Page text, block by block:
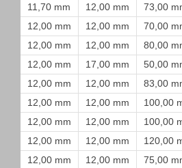
11,70 mm
12,00 mm 73,00
12,00 mm
12,00 mm 70,00
12,00 mm
12,00 mm 80,00
12,00 mm
17,00 mm 50,00
12,00 mm
12,00 mm 83,00
12,00 mm
12,00 mm 100,00
12,00 mm
12,00 mm 100,00
12,00 mm
12,00 mm 120,00
12,00 mm
12,00 mm 75,00